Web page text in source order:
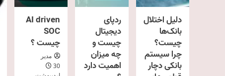
دلیل اختلال
بانک‌ها
چیست؟
چرا سیستم
بانکی دچار
ردپای
دیجیتال
چیست و
چه میزان
اهمیت دارد
AI driven
SOC
چیست ؟
مدیر
30